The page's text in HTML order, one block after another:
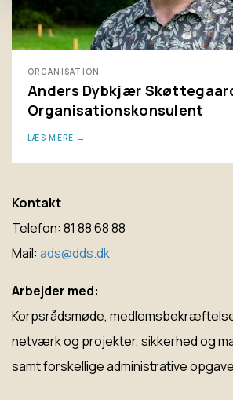
ORGANISATION
Anders Dybkjær
Organisationskonsulent
LÆS MERE
Kontakt
Telefon: 81 88 68 88
Mail: ads@dds.dk
Arbejder med:
Korpsrådsmøde,
netværk og projekter, sikkerhed og
samt forskellige administrative